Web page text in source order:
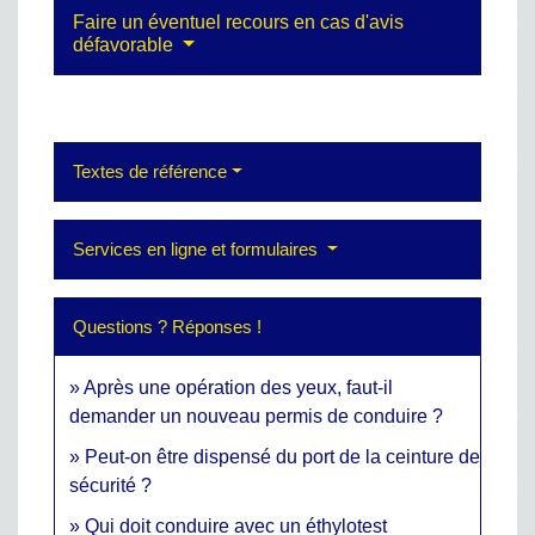
Faire un éventuel recours en cas d'avis
défavorable
Textes de référence
Services en ligne et formulaires
Questions ? Réponses !
Après une opération des yeux, faut-il
demander un nouveau permis de conduire ?
Peut-on être dispensé du port de la ceinture de
sécurité ?
Qui doit conduire avec un éthylotest